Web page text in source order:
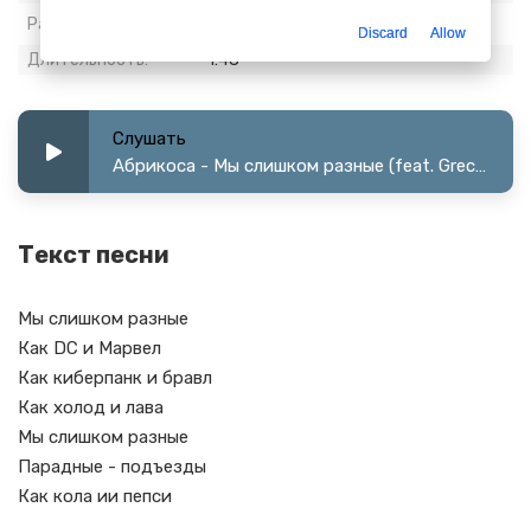
Размер:
Длительность:
1:48
Слушать
Абрикоса - Мы слишком разные (feat. Grechanik)
Текст песни
Мы слишком разные
Как DC и Марвел
Как киберпанк и бравл
Как холод и лава
Мы слишком разные
Парадные - подъезды
Как кола ии пепси
Discard Allow